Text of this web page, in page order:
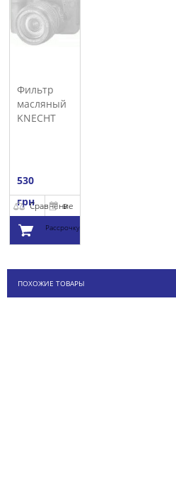
Фильтр
масляный
KNECHT
530
грнСравнение
В
Рассрочку
корзину
ПОХОЖИЕ ТОВАРЫ